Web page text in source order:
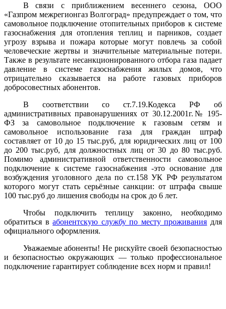
В связи с приближением весеннего сезона, ООО
«Газпром межрегионгаз Волгоград» предупреждает о том, что
самовольное подключение отопительных приборов к системе
газоснабжения для отопления теплиц и парников, создает
угрозу взрыва и пожара которые могут повлечь за собой
человеческие жертвы и значительные материальные потери.
Также в результате несанкционированного отбора газа падает
давление в системе газоснабжения жилых домов, что
отрицательно сказывается на работе газовых приборов
добросовестных абонентов.
В соответствии со ст.7.19.Кодекса РФ об
административных правонарушениях от 30.12.2001г.№ 195-
ФЗ за самовольное подключение к газовым сетям и
самовольное использование газа для граждан штраф
составляет от 10 до 15 тыс.руб, для юридических лиц от 100
до 200 тыс.руб, для должностных лиц от 30 до 80 тыс.руб.
Помимо административной ответственности самовольное
подключение к системе газоснабжения -это основание для
возбуждения уголовного дела по ст.158 УК РФ результатом
которого могут стать серьёзные санкции: от штрафа свыше
100 тыс.руб до лишения свободы на срок до 6 лет.
Чтобы подключить теплицу законно, необходимо
обратиться вабонентскую службу по месту проживания для
официального оформления.
Уважаемые абоненты! Не рискуйте своей безопасностью
и безопасностью окружающих — только профессиональное
подключение гарантирует соблюдение всех норм и правил!